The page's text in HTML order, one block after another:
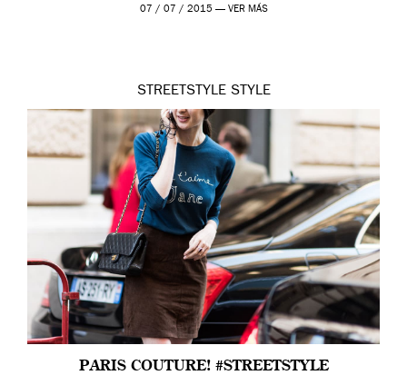
07 / 07 / 2015 — VER MÁS
STREETSTYLE STYLE
PARIS COUTURE! #STREETSTYLE